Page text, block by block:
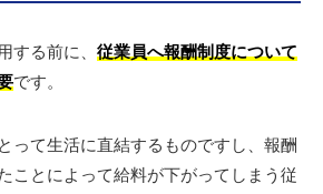
する前に、 従業員へ報酬制度について
です。
って生活に直結するものですし、報酬
ことによって給料が下がってしまう従